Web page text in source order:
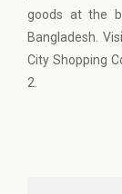
goods at the
Bangladesh.
City Shopping
2.